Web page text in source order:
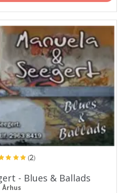
(2)
- Blues & Ballads
Århus